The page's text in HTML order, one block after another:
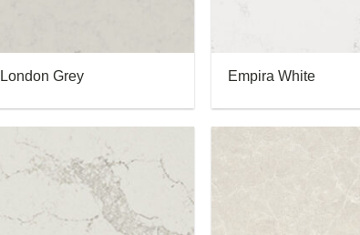
London Grey Empira White